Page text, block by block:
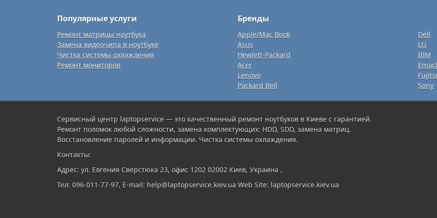
Популярные услуги Бренды
Ремонт матрицы ноутбука
Замена видеочипа в ноутбуке
Чистка системы охлаждения
Ремонт мониторов
Apple/Mac Book
Asus
Hewlett-Packard
Acer
Lenovo
Packard Bell
Dell
LG
IBM
Sony
Сервисный центр laptopservice — это качественный ремонт ноутбуков в Киеве с гарантией.
Ремонт поломок любой сложности, замена комплектующих: HDD, SDD, замена матриц.
Восстановление паролей и информации. Чистка системы охлаждения.
Контакты:
Адрес: ул. Евгения Сверстюка 23, офис 1202 02002 Киев, Украина ,
Тел: 096-011-77-97, E-mail: help@laptopservice.kiev.ua Web Site: laptopservice.kiev.ua